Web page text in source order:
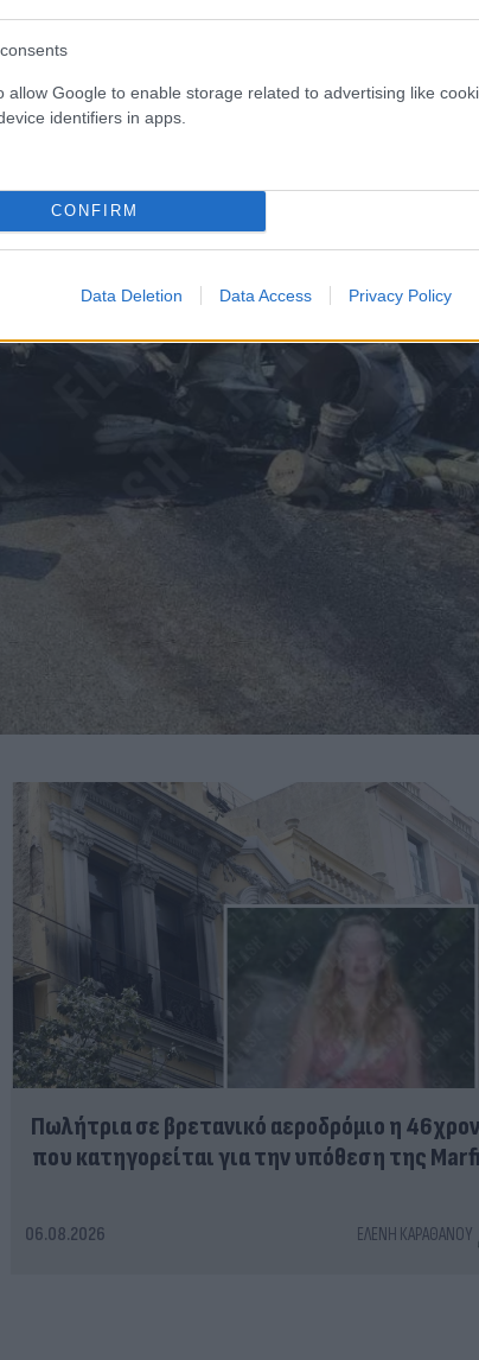
allow Google to enable storage related to advertising like
identifiers in apps.
CONFIRM
Data Deletion Data Access Privacy Policy
Πωλήτρια σε βρετανικό αεροδρόμιο η
που κατηγορείται για την υπόθεση της
06.08.2026 ΕΛΈΝΗ ΚΑΡΑΘΆΝΟΥ